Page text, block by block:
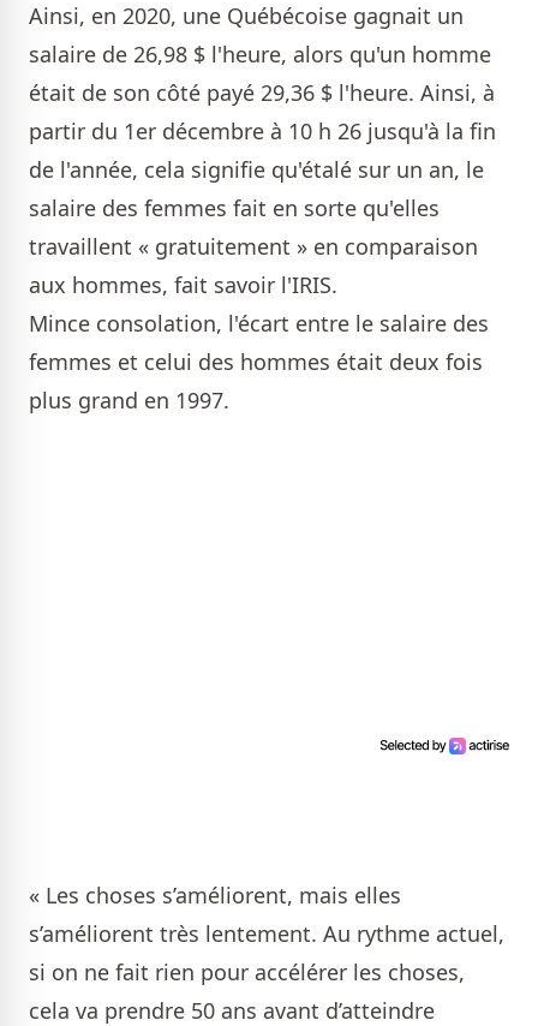
Ainsi, en 2020, une Québécoise gagnait un
salaire de 26,98 $ l'heure, alors qu'un homme
était de son côté payé 29,36 $ l'heure. Ainsi, à
partir du 1er décembre à 10 h 26 jusqu'à la fin
de l'année, cela signifie qu'étalé sur un an, le
salaire des femmes fait en sorte qu'elles
travaillent « gratuitement » en comparaison
aux hommes, fait savoir l'IRIS.
Mince consolation, l'écart entre le salaire des
femmes et celui des hommes était deux fois
plus grand en 1997.
« Les choses s’améliorent, mais elles
s’améliorent très lentement. Au rythme actuel,
si on ne fait rien pour accélérer les choses,
cela va prendre 50 ans avant d’atteindre